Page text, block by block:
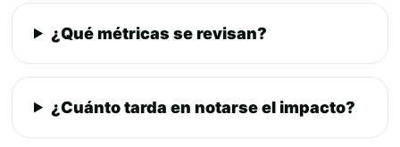
¿Qué métricas se revisan?
¿Cuánto tarda en notarse el impacto?